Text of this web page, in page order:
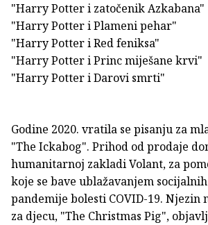
"Harry Potter i zatočenik Azkabana"
"Harry Potter i Plameni pehar"
"Harry Potter i Red feniksa"
"Harry Potter i Princ miješane krvi"
"Harry Potter i Darovi smrti"
Godine 2020. vratila se pisanju za
"The Ickabog". Prihod od prodaje
humanitarnoj zakladi Volant, za
koje se bave ublažavanjem
pandemije bolesti COVID-19.
za djecu, "The Christmas Pig",